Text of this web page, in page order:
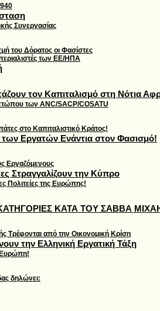
Συνεργασίας
του Δόρατος οι Φασίστες
των ΕΕ/ΗΠΑ
τον Καπιταλισμό στη Νότια
των ANC/SACP/COSATU
στο Καπιταλιστικό Κράτος!
των Εργατών Ενάντια στον Φασισμό!
Εργαζόμενους
Στραγγαλίζουν την Κύπρο
Πολιτείες της Ευρώπης!
ΚΑΤΑ ΤΟΥ ΣΑΒΒΑ
Τρέφονται από την Οικονομική Κρίση
την Ελληνική Εργατική Τάξη
Ευρώπη!
δηλώνει: